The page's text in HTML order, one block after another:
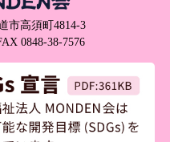
市高須町4814-3
0848-38-7576